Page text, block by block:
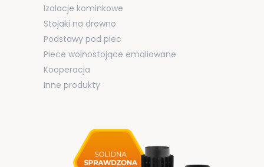
Izolacje kominkowe
Stojaki na drewno
Podstawy pod piec
Piece wolnostojące emaliowane
Kooperacja
Inne produkty